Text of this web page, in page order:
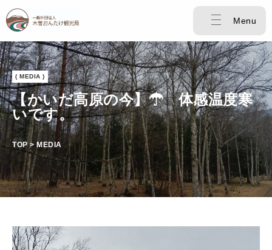
Menu
( MEDIA )
【かいだ高原の今】☂ 体感温度寒
いです。
TOP > MEDIA